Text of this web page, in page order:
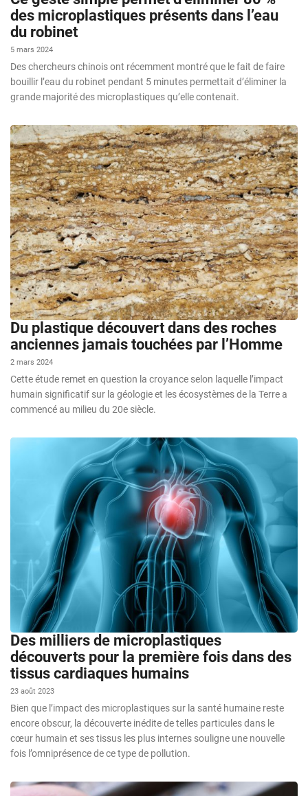
des microplastiques présents dans l’eau
du robinet
5 mars 2024
Des chercheurs chinois ont récemment montré que le fait de faire
bouillir l’eau du robinet pendant 5 minutes permettait d’éliminer la
grande majorité des microplastiques qu’elle contenait.
Du plastique découvert dans des roches
anciennes jamais touchées par l’Homme
2 mars 2024
Cette étude remet en question la croyance selon laquelle l’impact
humain significatif sur la géologie et les écosystèmes de la Terre a
commencé au milieu du 20e siècle.
Des milliers de microplastiques
découverts pour la première fois dans des
tissus cardiaques humains
23 août 2023
Bien que l’impact des microplastiques sur la santé humaine reste
encore obscur, la découverte inédite de telles particules dans le
cœur humain et ses tissus les plus internes souligne une nouvelle
fois l’omniprésence de ce type de pollution.